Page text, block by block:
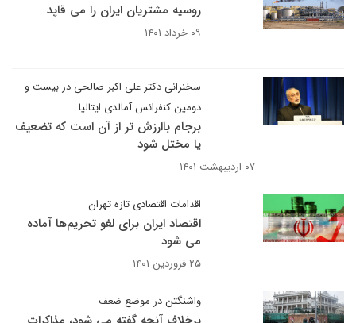
روسیه مشتریان ایران را می قاپد
۰۹ خرداد ۱۴۰۱
سخنرانی دکتر علی اکبر صالحی در بیست و
دومین کنفرانس آمالدی ایتالیا
برجام باارزش تر از آن است که تضعیف
یا مختل شود
۰۷ اردیبهشت ۱۴۰۱
اقدامات اقتصادی تازه تهران
اقتصاد ایران برای لغو تحریم‌ها آماده
می شود
۲۵ فروردین ۱۴۰۱
واشنگتن در موضع ضعف